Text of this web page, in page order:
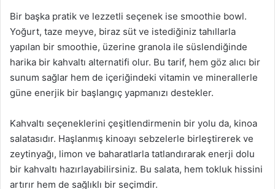
Bir başka pratik ve lezzetli seçenek ise smoothie bowl.
Yoğurt, taze meyve, biraz süt ve istediğiniz tahıllarla
yapılan bir smoothie, üzerine granola ile süslendiğinde
harika bir kahvaltı alternatifi olur. Bu tarif, hem göz alıcı bir
sunum sağlar hem de içeriğindeki vitamin ve minerallerle
güne enerjik bir başlangıç yapmanızı destekler.
Kahvaltı seçeneklerini çeşitlendirmenin bir yolu da, kinoa
salatasıdır. Haşlanmış kinoayı sebzelerle birleştirerek ve
zeytinyağı, limon ve baharatlarla tatlandırarak enerji dolu
bir kahvaltı hazırlayabilirsiniz. Bu salata, hem tokluk hissini
artırır hem de sağlıklı bir seçimdir.